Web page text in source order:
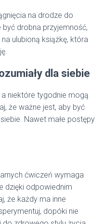
na drodze do
drobna przyjemność,
ulubioną książkę, która
dla siebie
a niektóre tygodnie mogą
że ważne jest, aby być
Nawet małe postępy
ćwiczeń wymaga
dzięki odpowiednim
że każdy ma inne
dopóki nie